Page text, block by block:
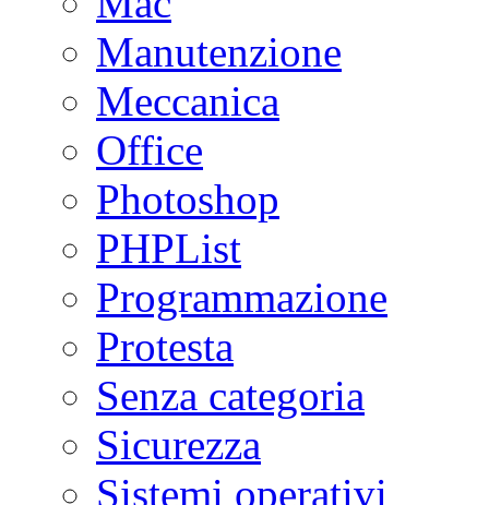
Manutenzione
Meccanica
Office
Photoshop
PHPList
Programmazione
Protesta
Senza categoria
Sicurezza
Sistemi operativi